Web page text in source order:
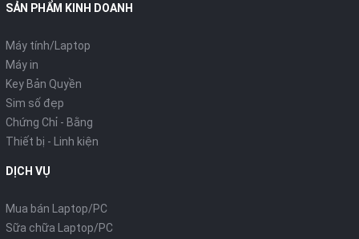
SẢN PHẨM KINH DOANH
Máy tính/Laptop
Máy in
Key Bản Quyền
Sim số đẹp
Chứng Chỉ - Bằng
Thiết bị - Linh kiện
DỊCH VỤ
Mua bán Laptop/PC
Sữa chữa Laptop/PC